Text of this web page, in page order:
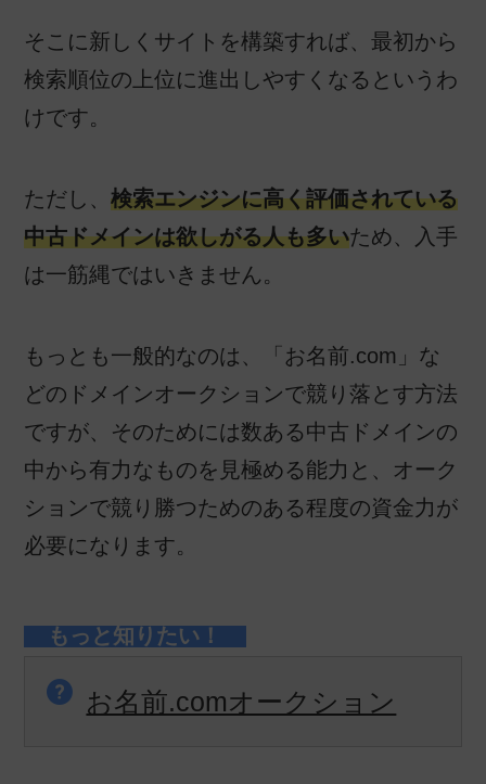
そこに新しくサイトを構築すれば、最初から
検索順位の上位に進出しやすくなるというわ
けです。
ただし、検索エンジンに高く評価されている
中古ドメインは欲しがる人も多いため、入手
は一筋縄ではいきません。
もっとも一般的なのは、「お名前.com」な
どのドメインオークションで競り落とす方法
ですが、そのためには数ある中古ドメインの
中から有力なものを見極める能力と、オーク
ションで競り勝つためのある程度の資金力が
必要になります。
お名前.comオークション